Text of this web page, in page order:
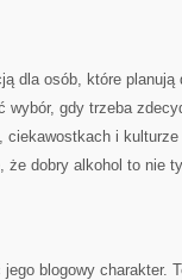
dla osób, które planują
wybór, gdy trzeba
ciekawostkach i
że dobry alkohol to nie
blogowy charakter.